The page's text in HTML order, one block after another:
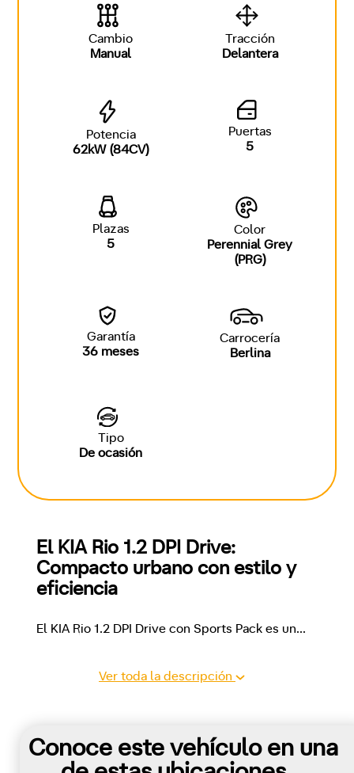
Cambio
Manual
Tracción
Delantera
Potencia
62kW (84CV)
Puertas
5
Plazas
5
Color
Perennial Grey
(PRG)
Garantía
36 meses
Carrocería
Berlina
Tipo
De ocasión
El KIA Rio 1.2 DPI Drive:
Compacto urbano con estilo y
eficiencia
El KIA Rio 1.2 DPI Drive con Sports Pack es un...
Ver toda la descripción
Conoce este vehículo en una